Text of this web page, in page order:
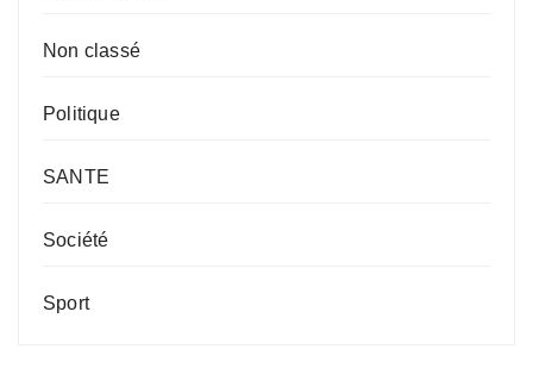
Non classé
Politique
SANTE
Société
Sport